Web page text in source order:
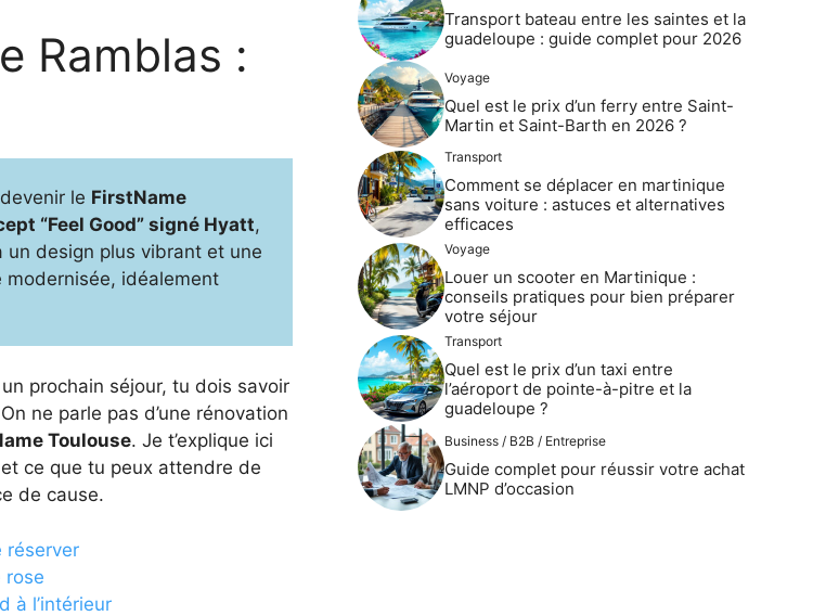
Ramblas :
le FirstName
“Feel Good” signé Hyatt,
un design plus vibrant et une
modernisée, idéalement
prochain séjour, tu dois savoir
ne parle pas d’une rénovation
Toulouse. Je t’explique ici
ce que tu peux attendre de
de cause.
réserver
rose
à l’intérieur
Transport bateau entre les saintes et la
guadeloupe : guide complet pour 2026
Voyage
Quel est le prix d’un ferry entre Saint-
Martin et Saint-Barth en 2026 ?
Transport
Comment se déplacer en martinique
sans voiture : astuces et alternatives
efficaces
Voyage
Louer un scooter en Martinique :
conseils pratiques pour bien préparer
votre séjour
Transport
Quel est le prix d’un taxi entre
l’aéroport de pointe-à-pitre et la
guadeloupe ?
Business / B2B / Entreprise
Guide complet pour réussir votre achat
LMNP d’occasion